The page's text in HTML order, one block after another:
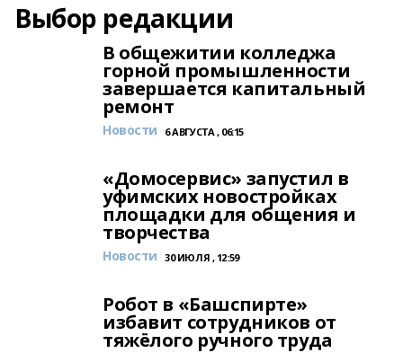
Выбор редакции
В общежитии колледжа
горной промышленности
завершается капитальный
ремонт
Новости 6 АВГУСТА , 06:15
«Домосервис» запустил в
уфимских новостройках
площадки для общения и
творчества
Новости 30 ИЮЛЯ , 12:59
Робот в «Башспирте»
избавит сотрудников от
тяжёлого ручного труда